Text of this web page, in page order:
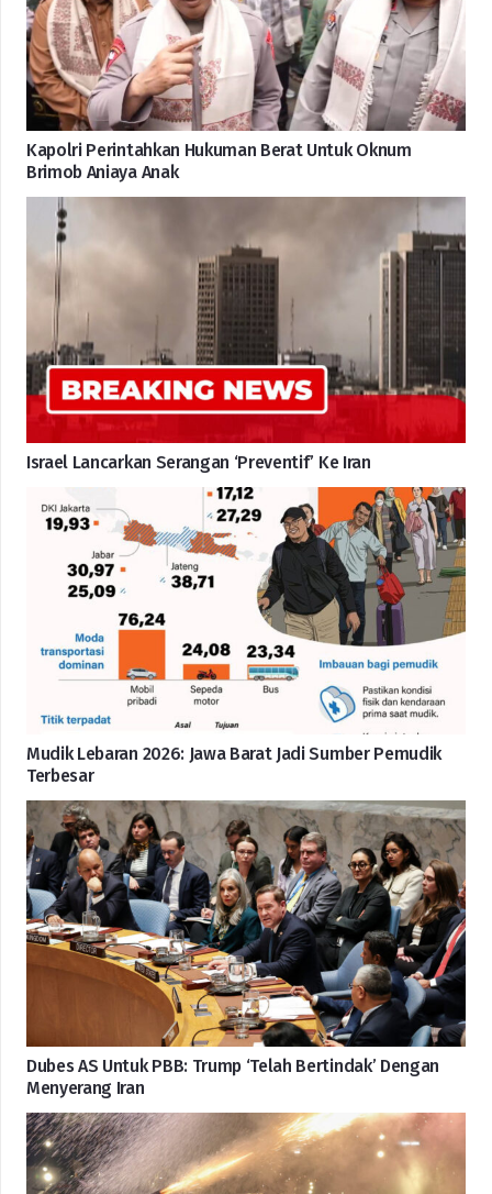
Kapolri Perintahkan Hukuman Berat Untuk Oknum
Brimob Aniaya Anak
Israel Lancarkan Serangan ‘Preventif’ Ke Iran
Mudik Lebaran 2026: Jawa Barat Jadi Sumber Pemudik
Terbesar
Dubes AS Untuk PBB: Trump ‘Telah Bertindak’ Dengan
Menyerang Iran